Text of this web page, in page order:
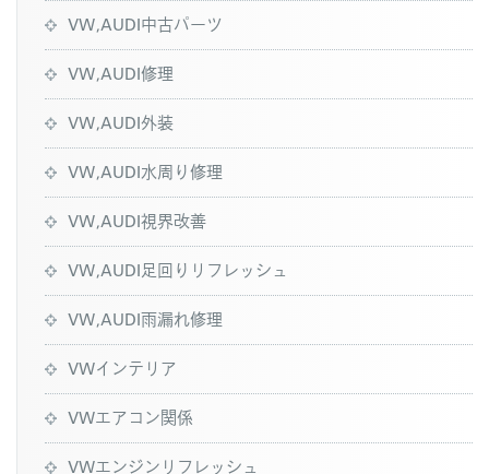
VW,AUDI中古パーツ
VW,AUDI修理
VW,AUDI外装
VW,AUDI水周り修理
VW,AUDI視界改善
VW,AUDI足回りリフレッシュ
VW,AUDI雨漏れ修理
VWインテリア
VWエアコン関係
VWエンジンリフレッシュ